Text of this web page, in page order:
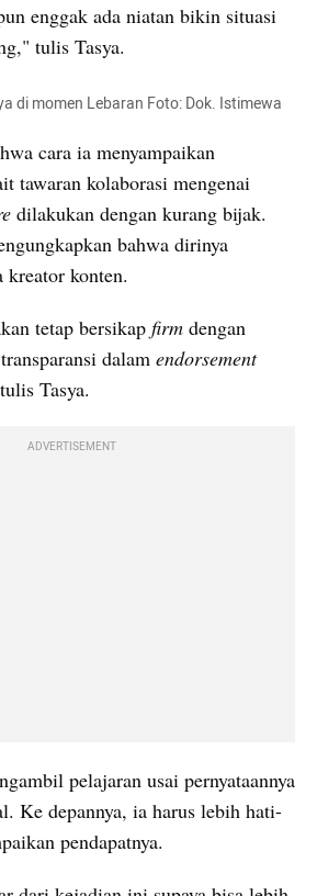
enggak ada niatan bikin situasi
tulis Tasya.
di momen Lebaran Foto: Dok. Istimewa
cara ia menyampaikan
tawaran kolaborasi mengenai
dilakukan dengan kurang bijak.
bahwa dirinya
kreator konten.
tetap bersikap firm dengan
dalam
endorsement
Tasya.
ADVERTISEMENT
pelajaran usai pernyataannya
Ke depannya, ia harus lebih hati-
pendapatnya.